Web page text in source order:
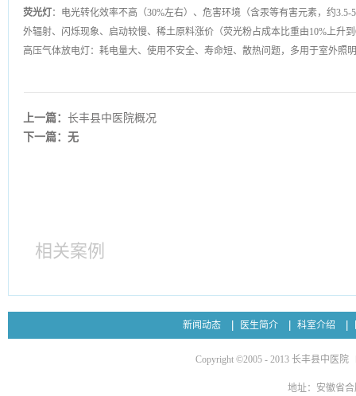
荧光灯 ：电光转化效率不高（30%左右）、危害环境（含汞等有害元素，约
外辐射、闪烁现象、启动较慢、稀土原料涨价（荧光粉占成本比重由10%上升
高压气体放电灯：耗电量大、使用不安全、寿命短、散热问题，多用于室外照
上一篇：长丰县中医院概况
下一篇：无
相关案例
新闻动态 医生简介 科室介绍
Copyright ©2005 - 2013 长丰县中医院
地址：安徽省